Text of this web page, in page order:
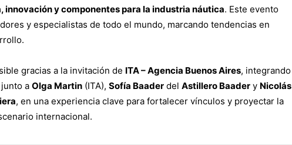
innovación y componentes para la industria náutica. Este evento
y especialistas de todo el mundo, marcando tendencias en
gracias a la invitación de ITA – Agencia Buenos Aires, integrando
a Olga Martin (ITA), Sofía Baader del Astillero Baader y Nicolás
, en una experiencia clave para fortalecer vínculos y proyectar la
internacional.